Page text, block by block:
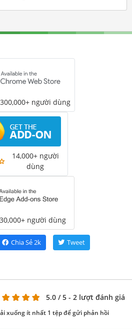
300,000+ người dùng
14,000+ người
dùng
30,000+ người dùng
Chia Sẻ2k Tweet
5.0 / 5 - 2 lượt đánh giá
xuống ít nhất 1 tệp để gửi phản hồi